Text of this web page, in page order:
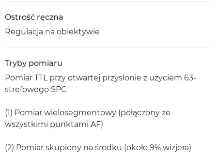
Ostrość ręczna
Regulacja na obiektywie
Tryby pomiaru
Pomiar TTL przy otwartej przysłonie z użyciem 63-
strefowego SPC
(1) Pomiar wielosegmentowy (połączony ze
wszystkimi punktami AF)
(2) Pomiar skupiony na środku (około 9% wizjera)